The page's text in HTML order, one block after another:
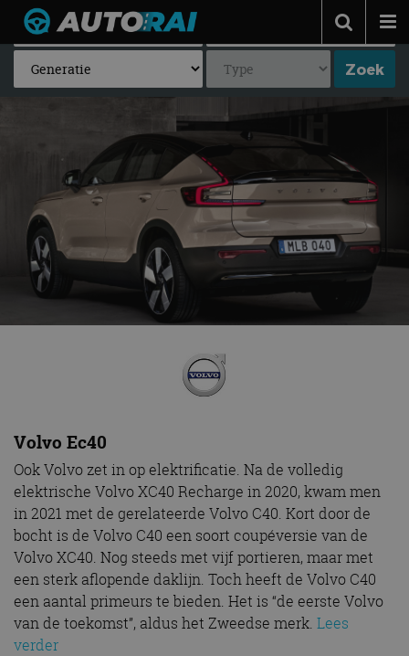
Autonieuws
Automerken
Adverteren
Contact
MotorRAI.nl
Volvo Ec40
Ook Volvo zet in op elektrificatie. Na de volledig
elektrische Volvo XC40 Recharge in 2020, kwam men
in 2021 met de gerelateerde Volvo C40. Kort door de
bocht is de Volvo C40 een soort coupéversie van de
Volvo XC40. Nog steeds met vijf portieren, maar met
een sterk aflopende daklijn. Toch heeft de Volvo C40
een aantal primeurs te bieden. Het is “de eerste Volvo
van de toekomst”, aldus het Zweedse merk. Lees
verder